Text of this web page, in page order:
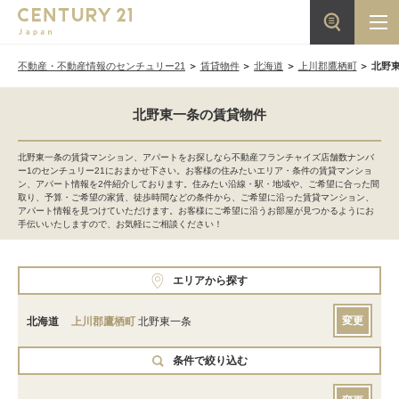
不動産・不動産情報のセンチュリー21 賃貸物件 北海道 上川郡鷹栖町 北野
北野東一条の賃貸物件
北野東一条の賃貸マンション、アパートをお探しなら不動産フランチャイズ店舗数ナンバ
ー1のセンチュリー21におまかせ下さい。お客様の住みたいエリア・条件の賃貸マンショ
ン、アパート情報を2件紹介しております。住みたい沿線・駅・地域や、ご希望に合った間
取り、予算・ご希望の家賃、徒歩時間などの条件から、ご希望に沿った賃貸マンション、
アパート情報を見つけていただけます。お客様にご希望に沿うお部屋が見つかるようにお
手伝いいたしますので、お気軽にご相談ください！
エリアから探す
北海道 上川郡鷹栖町 北野東一条 変更
条件で絞り込む